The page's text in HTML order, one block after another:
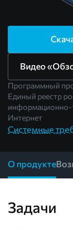
Видео
Программный
Единый реестр
информационно-
Интернет
Системные
О продукте
Задачи